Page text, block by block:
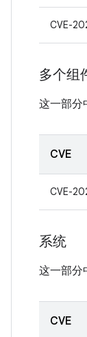
CVE-
多个组
这一部分
CVE
CVE-
系统
这一部分
CVE